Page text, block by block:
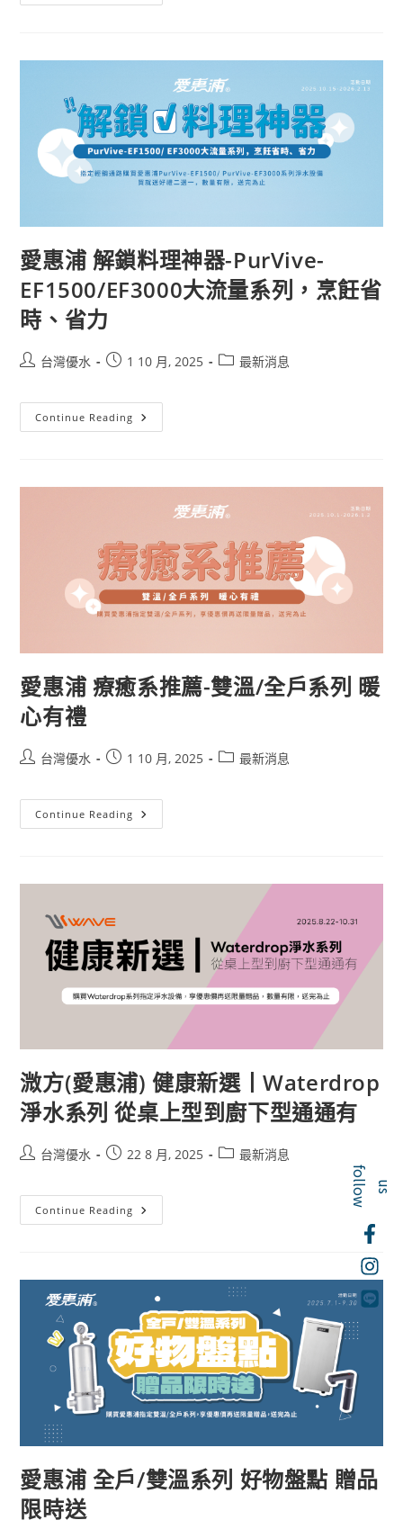
f
o l
l
o
w u
s
愛惠浦 解鎖料理神器-PurVive-
EF1500/EF3000大流量系列，烹飪省
時、省力
台灣優水 1 10 月, 2025 最新消息
Continue Reading
愛惠浦 療癒系推薦-雙溫/全戶系列 暖
心有禮
台灣優水 1 10 月, 2025 最新消息
Continue Reading
溦方(愛惠浦) 健康新選丨Waterdrop
淨水系列 從桌上型到廚下型通通有
台灣優水 22 8 月, 2025 最新消息
Continue Reading
愛惠浦 全戶/雙溫系列 好物盤點 贈品
限時送